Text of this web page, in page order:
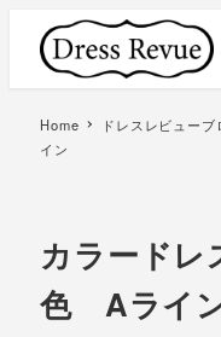
Home ドレスレビューブ
イン
カラード
色 Aライ